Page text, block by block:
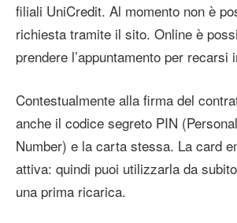
filiali UniCredit. Al momento non è
richiesta tramite il sito. Online è
prendere l’appuntamento per recarsi
Contestualmente alla firma del
anche il codice segreto PIN
Number) e la carta stessa. La card
attiva: quindi puoi utilizzarla da
una prima ricarica.